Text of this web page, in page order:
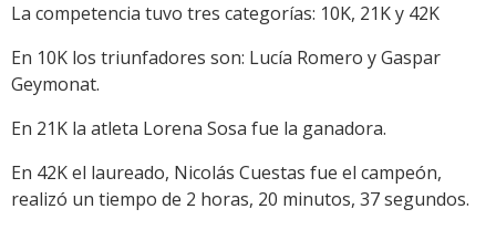
La competencia tuvo tres categorías: 10K, 21K y 42K
En 10K los triunfadores son: Lucía Romero y Gaspar
Geymonat.
En 21K la atleta Lorena Sosa fue la ganadora.
En 42K el laureado, Nicolás Cuestas fue el campeón,
realizó un tiempo de 2 horas, 20 minutos, 37 segundos.